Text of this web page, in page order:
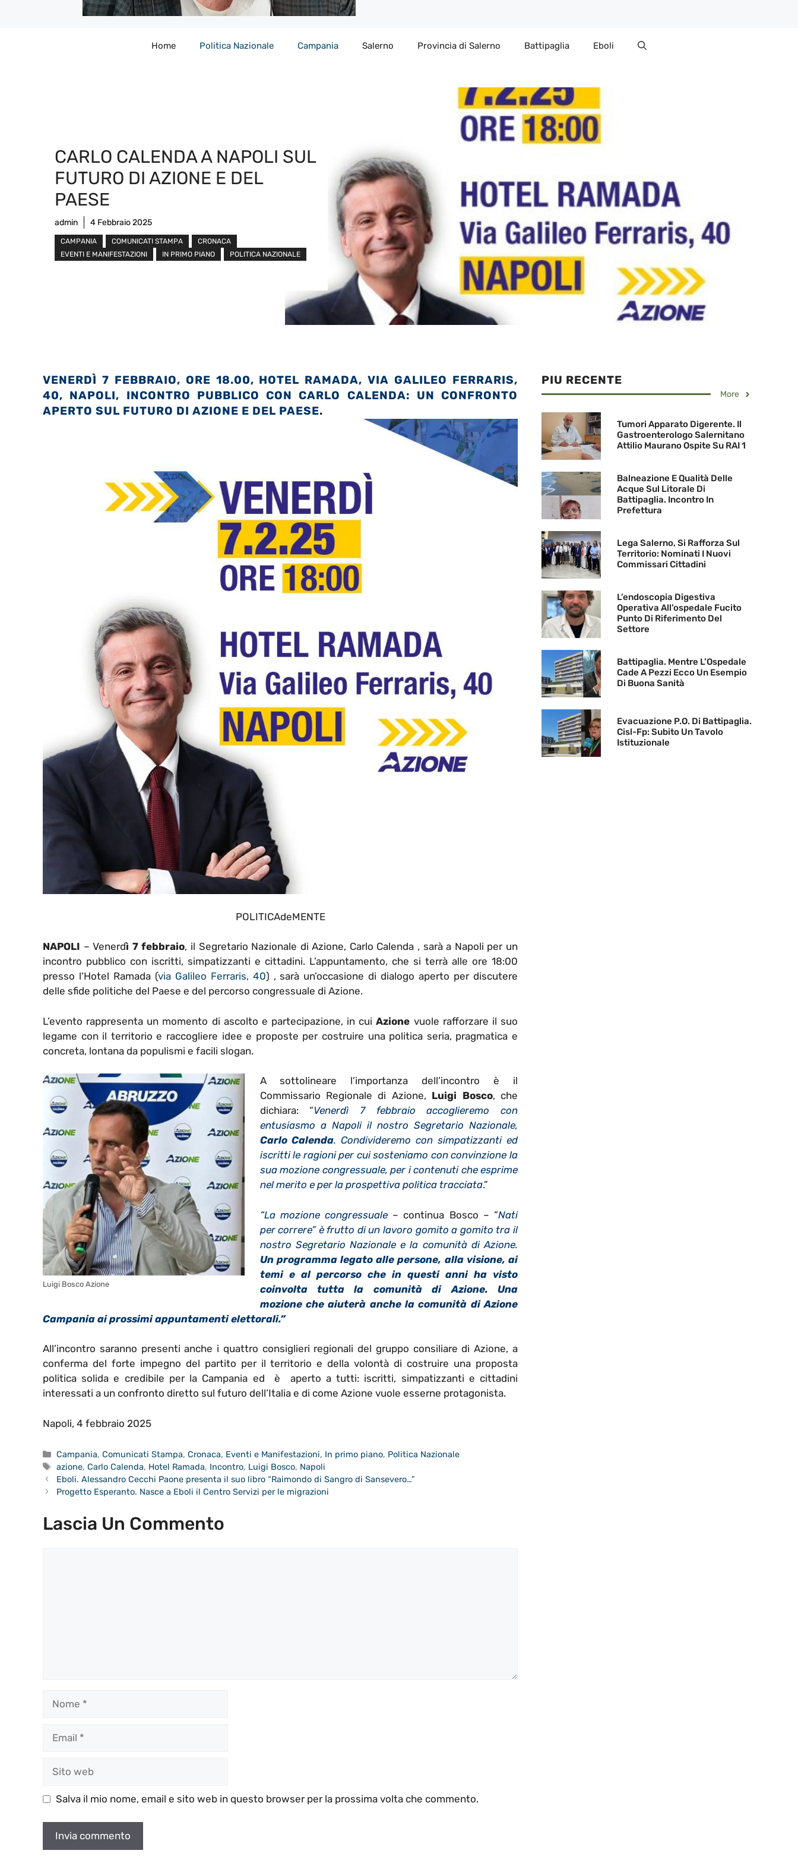
Home Politica Nazionale Campania Salerno Provincia di Salerno Battipaglia Eboli
CARLO CALENDA A NAPOLI SUL
FUTURO DI AZIONE E DEL
PAESE
admin 4 Febbraio 2025
CAMPANIA COMUNICATI STAMPA
CRONACA
EVENTI E MANIFESTAZIONI
IN PRIMO PIANO POLITICA NAZIONALE
VENERDÌ 7 FEBBRAIO, ORE 18.00, HOTEL RAMADA, VIA GALILEO FERRARIS,
40, NAPOLI, INCONTRO PUBBLICO CON CARLO CALENDA: UN CONFRONTO
APERTO SUL FUTURO DI AZIONE E DEL PAESE.
POLITICAdeMENTE
NAPOLI –Venerdì 7 febbraio, il Segretario Nazionale di Azione, Carlo Calenda , sarà a Napoli per un
incontro pubblico con iscritti, simpatizzanti e cittadini. L’appuntamento, che si terrà alle ore 18:00
presso l’Hotel Ramada (via Galileo Ferraris, 40) , sarà un’occasione di dialogo aperto per discutere
delle sfide politiche del Paese e del percorso congressuale di Azione.
L’evento rappresenta un momento di ascolto e partecipazione, in cuiAzione vuole rafforzare il suo
legame con il territorio e raccogliere idee e proposte per costruire una politica seria, pragmatica e
concreta, lontana da populismi e facili slogan.
Luigi Bosco Azione
A sottolineare l’importanza dell’incontro è il
Commissario Regionale di Azione, Luigi Bosco, che
dichiara: “Venerdì 7 febbraio accoglieremo con
entusiasmo a Napoli il nostro Segretario Nazionale,
Carlo Calenda. Condivideremo con simpatizzanti ed
iscritti le ragioni per cui sosteniamo con convinzione la
sua mozione congressuale, per i contenuti che esprime
nel merito e per la prospettiva politica tracciata.”
“La mozione congressuale– continua Bosco – “Nati
per correre” è frutto di un lavoro gomito a gomito tra il
nostro Segretario Nazionale e la comunità di Azione.
Un programma legato alle persone, alla visione, ai
temi e al percorso che in questi anni ha visto
coinvolta tutta la comunità di Azione. Una
mozione che aiuterà anche la comunità di Azione
Campania ai prossimi appuntamenti elettorali.”
All’incontro saranno presenti anche i quattro consiglieri regionali del gruppo consiliare di Azione, a
conferma del forte impegno del partito per il territorio e della volontà di costruire una proposta
politica solida e credibile per la Campania ed è
aperto a tutti: iscritti, simpatizzanti e cittadini
interessati a un confronto diretto sul futuro dell’Italia e di come Azione vuole esserne protagonista.
Napoli, 4 febbraio 2025
Categorie
Campania,Comunicati Stampa,Cronaca, Eventi e Manifestazioni, In primo piano, Politica Nazionale
Tag
azione,Carlo Calenda, Hotel Ramada, Incontro, Luigi Bosco, Napoli
Eboli. Alessandro Cecchi Paone presenta il suo libro “Raimondo di Sangro di Sansevero…”
Progetto Esperanto. Nasce a Eboli il Centro Servizi per le migrazioni
Lascia Un Commento
Salva il mio nome, email e sito web in questo browser per la prossima volta che commento.
PIU RECENTE
More
Tumori Apparato Digerente. Il
Gastroenterologo Salernitano
Attilio Maurano Ospite Su RAI 1
Balneazione E Qualità Delle
Acque Sul Litorale Di
Battipaglia. Incontro In
Prefettura
Lega Salerno, Si Rafforza Sul
Territorio: Nominati I Nuovi
Commissari Cittadini
L’endoscopia Digestiva
Operativa All’ospedale Fucito
Punto Di Riferimento Del
Settore
Battipaglia. Mentre L’Ospedale
Cade A Pezzi Ecco Un Esempio
Di Buona Sanità
Evacuazione P.O. Di Battipaglia.
Cisl-Fp: Subito Un Tavolo
Istituzionale